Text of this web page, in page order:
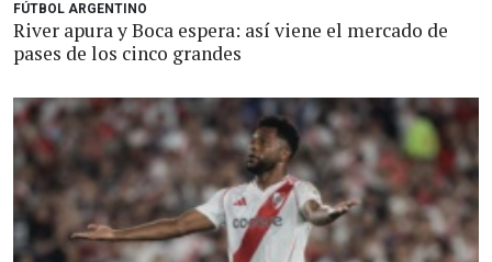
FÚTBOL ARGENTINO
River apura y Boca espera: así viene el mercado de
pases de los cinco grandes